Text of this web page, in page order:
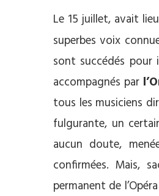
Le 15 juillet, avait
superbes voix
sont succédés pour
accompagnés par
tous les musiciens
fulgurante, un
aucun doute,
confirmées. Mais,
permanent de